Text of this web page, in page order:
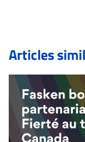
de validation,
Bien à vous,
La Rédaction de
Articles